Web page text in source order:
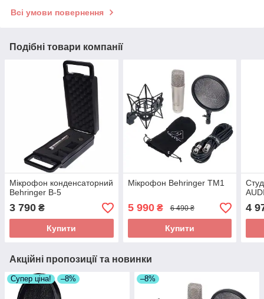
Всі умови повернення
Подібні товари компанії
Мікрофон конденсаторний
Behringer B-5
3 790 ₴
Купити
Мікрофон Behringer TM1
5 990₴ 6 490 ₴
Купити
4
Акційні пропозиції та новинки
Супер ціна! –8% –8%